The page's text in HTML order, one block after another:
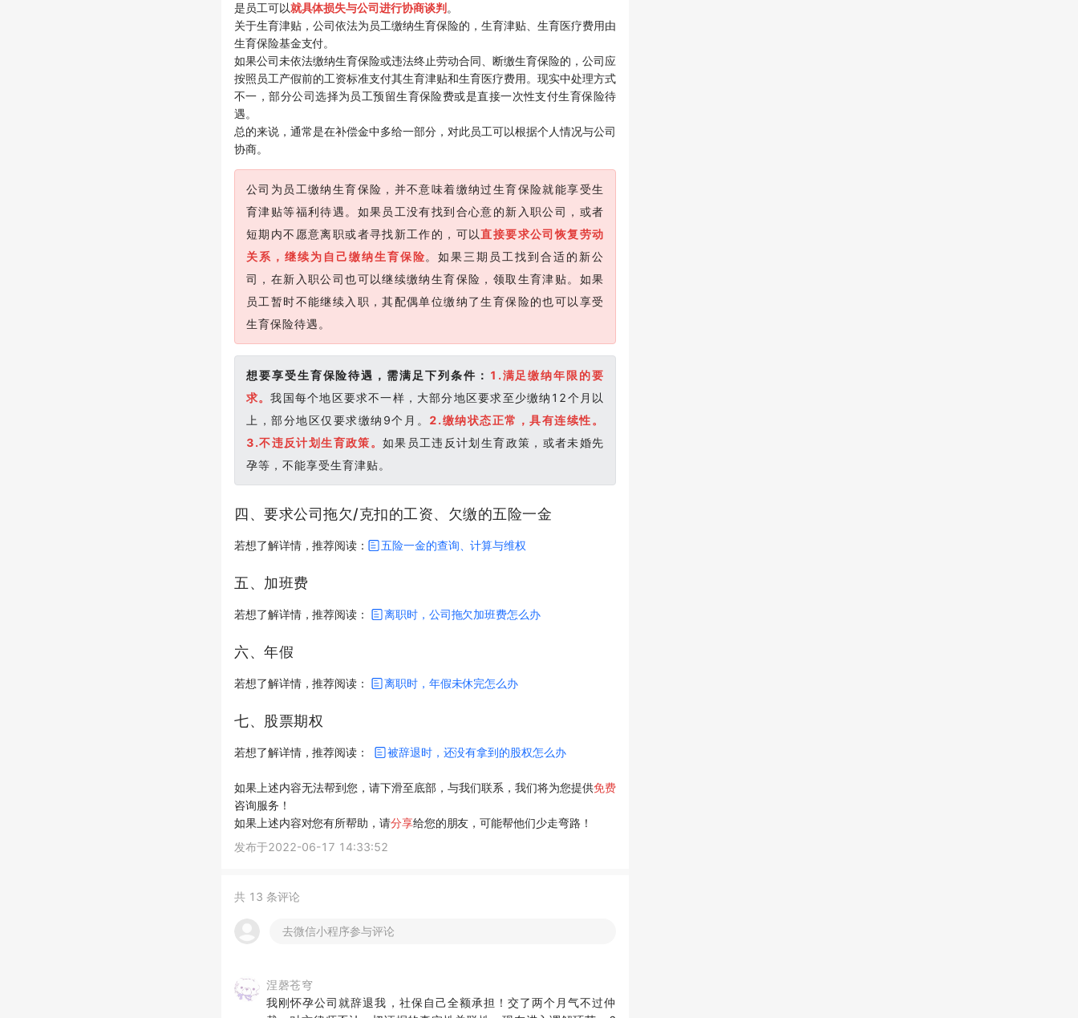
是员工可以就具体损失与公司进行协商谈判。
关于生育津贴，公司依法为员工缴纳生育保险的，生育津贴、生育医疗费用由
生育保险基金支付。
如果公司未依法缴纳生育保险或违法终止劳动合同、断缴生育保险的，公司应
按照员工产假前的工资标准支付其生育津贴和生育医疗费用。现实中处理方式
不一，部分公司选择为员工预留生育保险费或是直接一次性支付生育保险待
遇。
总的来说，通常是在补偿金中多给一部分，对此员工可以根据个人情况与公司
协商。
公司为员工缴纳生育保险，并不意味着缴纳过生育保险就能享受生
育津贴等福利待遇。如果员工没有找到合心意的新入职公司，或者
短期内不愿意离职或者寻找新工作的，可以直接要求公司恢复劳动
关系，继续为自己缴纳生育保险。如果三期员工找到合适的新公
司，在新入职公司也可以继续缴纳生育保险，领取生育津贴。如果
员工暂时不能继续入职，其配偶单位缴纳了生育保险的也可以享受
生育保险待遇。
想要享受生育保险待遇，需满足下列条件： 1.满足缴纳年限的要
求。我国每个地区要求不一样，大部分地区要求至少缴纳12个月以
上，部分地区仅要求缴纳9个月。 2.缴纳状态正常，具有连续性。
3.不违反计划生育政策。 如果员工违反计划生育政策，或者未婚先
孕等，不能享受生育津贴。
四、要求公司拖欠/克扣的工资、欠缴的五险一金
若想了解详情，推荐阅读： 五险一金的查询、计算与维权
五、加班费
若想了解详情，推荐阅读： 离职时，公司拖欠加班费怎么办
六、年假
若想了解详情，推荐阅读： 离职时，年假未休完怎么办
七、股票期权
若想了解详情，推荐阅读： 被辞退时，还没有拿到的股权怎么办
如果上述内容无法帮到您，请下滑至底部，与我们联系，我们将为您提供免费
咨询服务！
如果上述内容对您有所帮助，请分享给您的朋友，可能帮他们少走弯路！
发布于2022-06-17 14:33:52
共 13 条评论
去微信小程序参与评论
涅磬苍穹
我刚怀孕公司就辞退我，社保自己全额承担！交了两个月气不过仲